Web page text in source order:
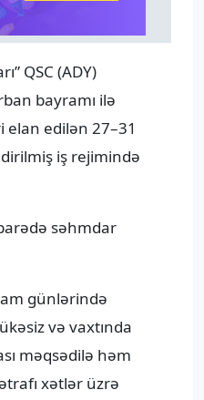
QSC (ADY)
bayramı ilə
edilən 27–31
iş rejimində
səhmdar
günlərində
və vaxtında
məqsədilə həm
xətlər üzrə